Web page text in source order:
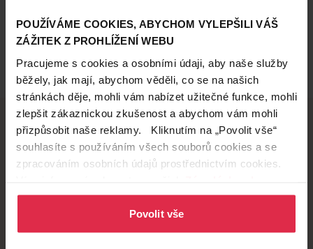
POUŽÍVÁME COOKIES, ABYCHOM VYLEPŠILI VÁŠ
ZÁŽITEK Z PROHLÍŽENÍ WEBU
Pracujeme s cookies a osobními údaji, aby naše služby
běžely, jak mají, abychom věděli, co se na našich
stránkách děje, mohli vám nabízet užitečné funkce, mohli
zlepšit zákaznickou zkušenost a abychom vám mohli
přizpůsobit naše reklamy. Kliknutím na „Povolit vše“
souhlasíte s používáním všech souborů cookies a se
zpracováním osobních údajů prostřednictvím cookies.
osobních údajů.
Povolit vše
Doručení zdarma
při nákupu nad 1 200 Kč
Věrnostní slevy
ušetřete s Teta klubem
Vyzvednutí na
Široká síť prodejen